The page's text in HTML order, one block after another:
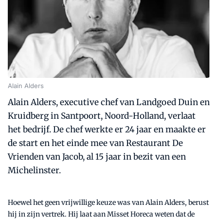
Alain Alders
Alain Alders, executive chef van Landgoed Duin en
Kruidberg in Santpoort, Noord-Holland, verlaat
het bedrijf. De chef werkte er 24 jaar en maakte er
de start en het einde mee van Restaurant De
Vrienden van Jacob, al 15 jaar in bezit van een
Michelinster.
Hoewel het geen vrijwillige keuze was van Alain Alders, berust
hij in zijn vertrek. Hij laat aan Misset Horeca weten dat de